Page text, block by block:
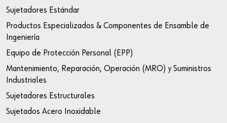
Sujetadores Estándar
Productos Especializados & Componentes de Ensamble de
Ingeniería
Equipo de Protección Personal (EPP)
Mantenimiento, Reparación, Operación (MRO) y Suministros
Industriales
Sujetadores Estructurales
Sujetados Acero Inoxidable